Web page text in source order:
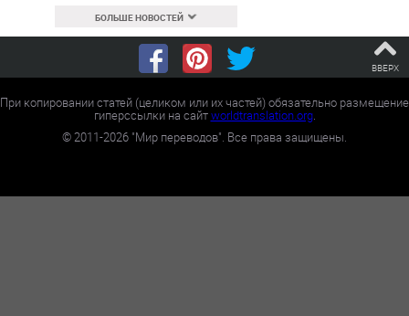
БОЛЬШЕ НОВОСТЕЙ
ВВЕРХ
При копировании статей (целиком или их частей) обязательно размещение
гиперссылки на сайтworldtranslation.org.
©2011-2026 "Мир переводов". Все права защищены.